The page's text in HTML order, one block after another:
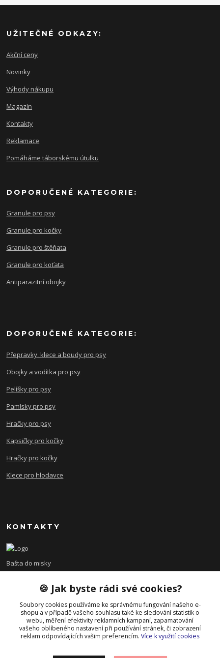
UŽITEČNÉ ODKAZY:
Akční ceny
Novinky
Výhody nákupu
Magazín
Kontakty
Reklamace
Pomáháme táborskému útulku
DOPORUČENÉ KATEGORIE:
Granule pro psy
Granule pro kočky
Granule pro štěňata
Granule pro koťata
Antiparazitní obojky
DOPORUČENÉ KATEGORIE:
Přepravky. klece a boudy pro psy
Obojky a vodítka pro psy
Pelíšky pro psy
Pamlsky pro psy
Hračky pro psy
Kapsičky pro kočky
Hračky pro kočky
Klece pro hlodavce
KONTAKTY
Bašta do misky
+420 608 479 610
po - pá 8:00 - 15:00
info@bastadomisky.cz
🍪 Jak byste rádi své cookies?
Soubory cookies používáme ke správnému fungování našeho e-
shopu a v případě vašeho souhlasu také ke sledování statistik o
webu, měření efektivity reklamních kampaní, zapamatování
vašeho oblíbeného nastavení při používání stránek, či zobrazení
reklam odpovídajících vašim preferencím. Více k využití cookies